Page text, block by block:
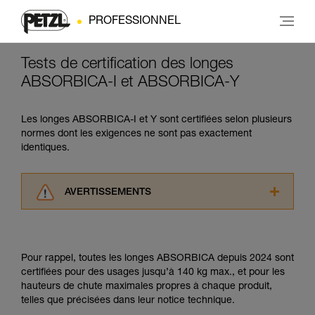
PROFESSIONNEL
Tests de certification des longes
ABSORBICA-I et ABSORBICA-Y
Les longes ABSORBICA-I et Y sont certifiées selon plusieurs
normes dont les exigences ne sont pas exactement
identiques.
AVERTISSEMENTS
informations de la notice technique pour
pouvoir comprendre ce complément
d’informations.
Maîtriser ces techniques nécessite une
Pour rappel, toutes les longes ABSORBICA depuis 2024 sont
certifiées pour des usages jusqu’à 140 kg max., et pour les
hauteurs de chute maximales propres à chaque produit,
telles que précisées dans leur notice technique.